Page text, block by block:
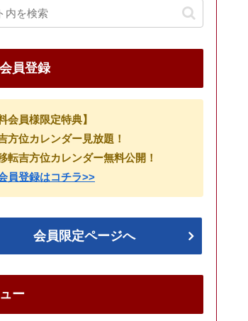
員登録
会員様限定特典】
位カレンダー見放題！
吉方位カレンダー無料公開！
員登録はコチラ>>
会員限定ページへ
ー